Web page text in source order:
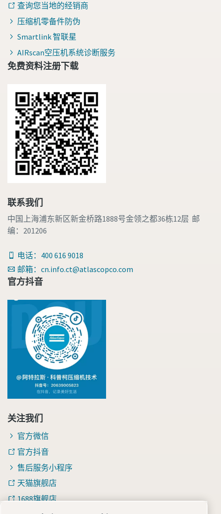
查询您当地的经销商
压缩机零备件防伪
Smartlink 智联星
AIRscan空压机系统诊断服务
免费资料注册下载
联系我们
中国上海浦东新区新金桥路1888号金领之都36栋12层 邮
编：201206
电话：400 616 9018
邮箱：cn.info.ct@atlascopco.com
官方抖音
关注我们
官方微信
官方抖音
售后服务小程序
天猫旗舰店
1688旗舰店